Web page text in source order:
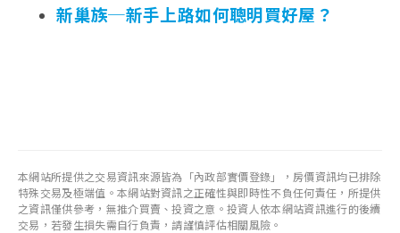
新巢族─新手上路如何聰明買好屋？
本網站所提供之交易資訊來源皆為「內政部實價登錄」，房價資訊均已排除
特殊交易及極端值。本網站對資訊之正確性與即時性不負任何責任，所提供
之資訊僅供參考，無推介買賣、投資之意。投資人依本網站資訊進行的後續
交易，若發生損失需自行負責，請謹慎評估相關風險。